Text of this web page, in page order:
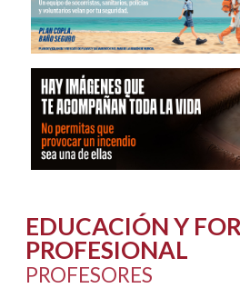
EDUCACIÓN Y
PROFESIONAL
PROFESORES